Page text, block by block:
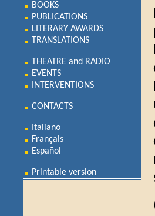
BOOKS
PUBLICATIONS
LITERARY AWARDS
TRANSLATIONS
THEATRE and RADIO
EVENTS
INTERVENTIONS
CONTACTS
Italiano
Français
Español
Printable version